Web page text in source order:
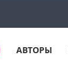
АВТОРЫ